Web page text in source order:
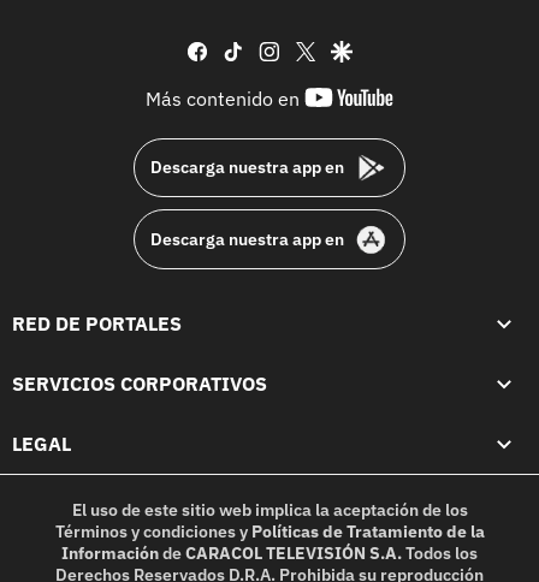
facebook
tiktok instagram
twittergoogle
Más contenido en
youtube-
Descarga nuestra app en
Descarga nuestra app en
RED DE PORTALES
SERVICIOS CORPORATIVOS
LEGAL
El uso de este sitio web implica la aceptación de los
Términos y condicionesy Políticas de Tratamiento de la
InformacióndeCARACOL TELEVISIÓN S.A.Todos los
Derechos Reservados D.R.A. Prohibida su reproducción